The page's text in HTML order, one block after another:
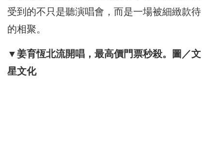
受到的不只是聽演唱會，而是一場被細緻款待
的相聚。
▼姜育恆北流開唱，最高價門票秒殺。圖／文
星文化